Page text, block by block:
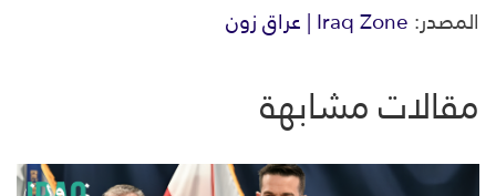
المصدر:Iraq Zone | عراق زون
مقالات مشابهة